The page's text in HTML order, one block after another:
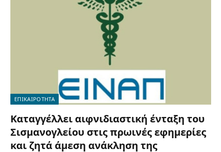
ΕΠΙΚΑΙΡΟΤΗΤΑ
Καταγγέλλει αιφνιδιαστική ένταξη του
Σισμανογλείου στις πρωινές εφημερίες
και ζητά άμεση ανάκληση της